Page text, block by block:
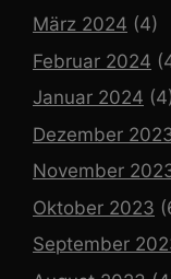
März 2024 (4)
Februar 2024
Januar 2024
Dezember
November
Oktober 2023
September